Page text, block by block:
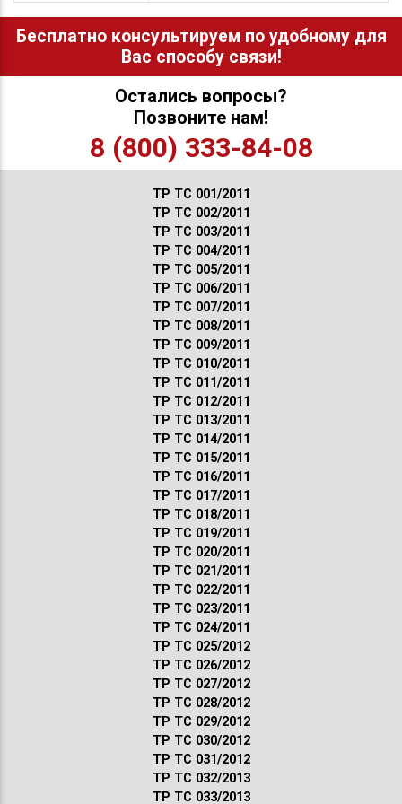
Бесплатно консультируем по удобному для
Вас способу связи!
Остались вопросы?
Позвоните нам!
8 (800) 333-84-08
ТР ТС 001/2011
ТР ТС 002/2011
ТР ТС 003/2011
ТР ТС 004/2011
ТР ТС 005/2011
ТР ТС 006/2011
ТР ТС 007/2011
ТР ТС 008/2011
ТР ТС 009/2011
ТР ТС 010/2011
ТР ТС 011/2011
ТР ТС 012/2011
ТР ТС 013/2011
ТР ТС 014/2011
ТР ТС 015/2011
ТР ТС 016/2011
ТР ТС 017/2011
ТР ТС 018/2011
ТР ТС 019/2011
ТР ТС 020/2011
ТР ТС 021/2011
ТР ТС 022/2011
ТР ТС 023/2011
ТР ТС 024/2011
ТР ТС 025/2012
ТР ТС 026/2012
ТР ТС 027/2012
ТР ТС 028/2012
ТР ТС 029/2012
ТР ТС 030/2012
ТР ТС 031/2012
ТР ТС 032/2013
ТР ТС 033/2013